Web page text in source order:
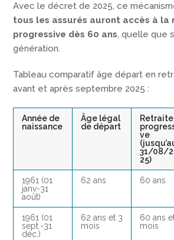
Avec le décret de 2025, ce
tous les assurés auront accès à la
progressive dès 60 ans, quelle que
génération.
Tableau comparatif âge départ en
avant et après septembre 2025 :
Année de
naissance
Âge légal
de départ
Retraite
ve
31/08/
25)
1961 (01
janv-31
août)
62 ans 60 ans
1961 (01
sept.-31
déc.)
62 ans et 3
mois
60 ans
mois